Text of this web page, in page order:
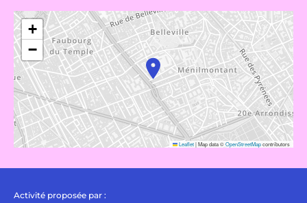
+
−
Leaflet|Map data ©OpenStreetMapcontributors
Activité proposée par :